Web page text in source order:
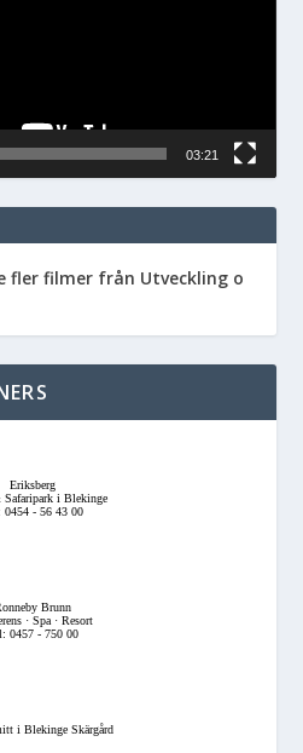
03:21
fler filmer från Utveckling o
Eriksberg
i Blekinge
0454 - 56 43 00
Brunn
· Spa · Resort
0457 - 750 00
i Blekinge Skärgård